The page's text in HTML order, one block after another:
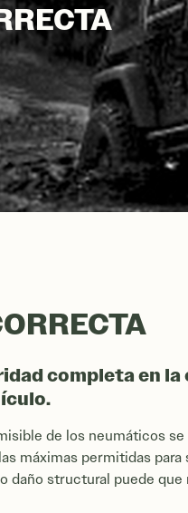
completa en
de los neumáticos
máximas permitidas
daño structural puede